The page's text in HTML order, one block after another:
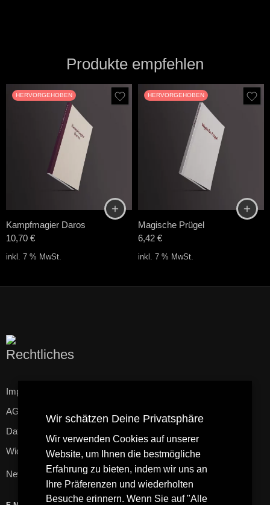
Produkte empfehlen
HERVORGEHOBEN
Kampfmagier Daros
10,70 €
inkl. 7 % MwSt.
HERVORGEHOBEN
Magische Prügel
6,42 €
inkl. 7 % MwSt.
Rechtliches
Impressum
AGB
Datenschutzerklärung
Widerrufsbelehrung
Newsletter
Wir schätzen Deine Privatsphäre
Wir verwenden Cookies auf unserer
Website, um Ihnen die bestmögliche
Erfahrung zu bieten, indem wir uns an
Ihre Präferenzen und wiederholten
Besuche erinnern. Wenn Sie auf "Alle